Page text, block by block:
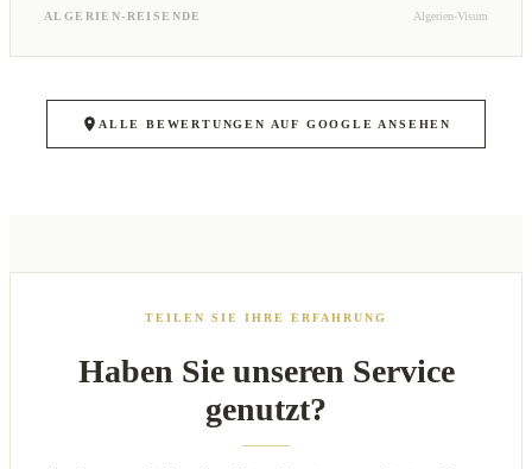
ALGERIEN-REISENDE Algerien-Visum
ALLE BEWERTUNGEN AUF GOOGLE ANSEHEN
TEILEN SIE IHRE ERFAHRUNG
Haben Sie unseren Service
genutzt?